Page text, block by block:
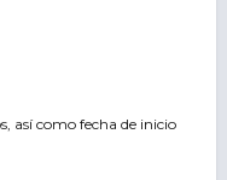
así como fecha de inicio